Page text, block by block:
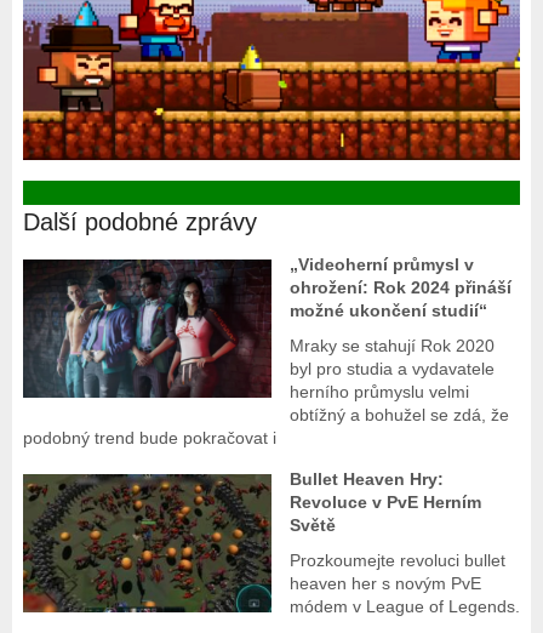
Další podobné zprávy
„Videoherní průmysl v
ohrožení: Rok 2024 přináší
možné ukončení studií“
Mraky se stahují Rok 2020
byl pro studia a vydavatele
herního průmyslu velmi
obtížný a bohužel se zdá, že
podobný trend bude pokračovat i
Bullet Heaven Hry:
Revoluce v PvE Herním
Světě
Prozkoumejte revoluci bullet
heaven her s novým PvE
módem v League of Legends.